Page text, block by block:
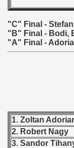
"C" Final -
"B" Final - Bodi,
"A" Final -
1. Zoltan
2. Robert Nagy
3. Sandor
- 1961
- 1962
- 1965
- 1966